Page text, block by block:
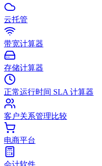
云托管
带宽计算器
存储计算器
正常运行时间 SLA 计算器
客户关系管理比较
电商平台
会计软件